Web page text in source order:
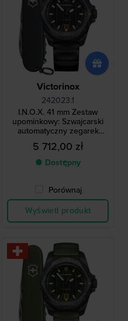
Victorinox
242023.1
I.N.O.X. 41 mm Zestaw
upominkowy: Szwajcarski
automatyczny zegarek
męski z włókna węglowego
ze scyzorykiem Victorinox
5 712,00 zł
● Dostępny
Porównaj
Wyświetl produkt